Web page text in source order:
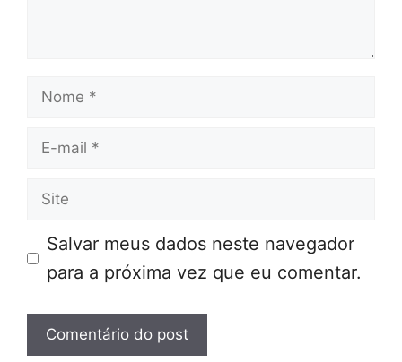
Nome
E-
Site
Salvar meus dados neste navegador
para a próxima vez que eu comentar.